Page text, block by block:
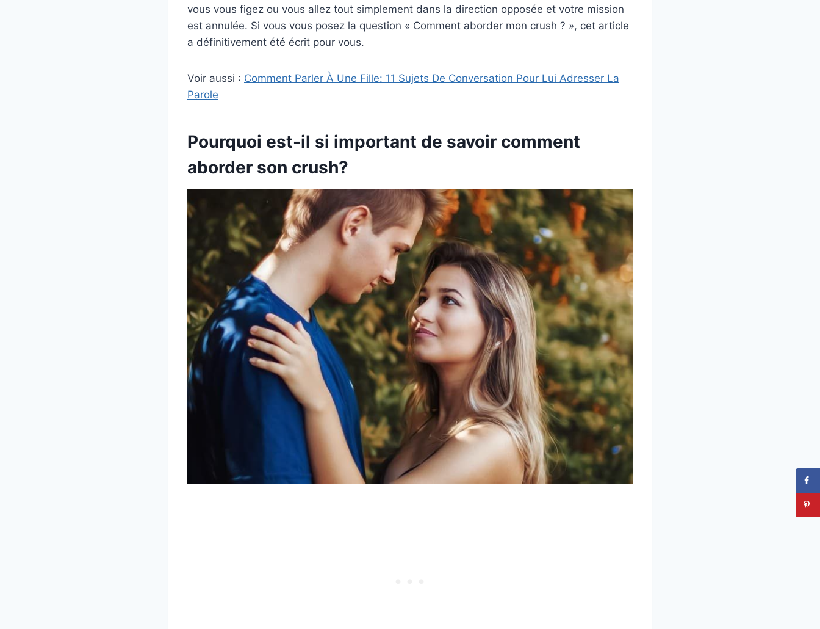
vous vous figez ou vous allez tout simplement dans la direction opposée et votre mission
est annulée. Si vous vous posez la question « Comment aborder mon crush ? », cet article
a définitivement été écrit pour vous.
Voir aussi : Comment Parler À Une Fille: 11 Sujets De Conversation Pour Lui Adresser La
Parole
Pourquoi est-il si important de savoir comment
aborder son crush?